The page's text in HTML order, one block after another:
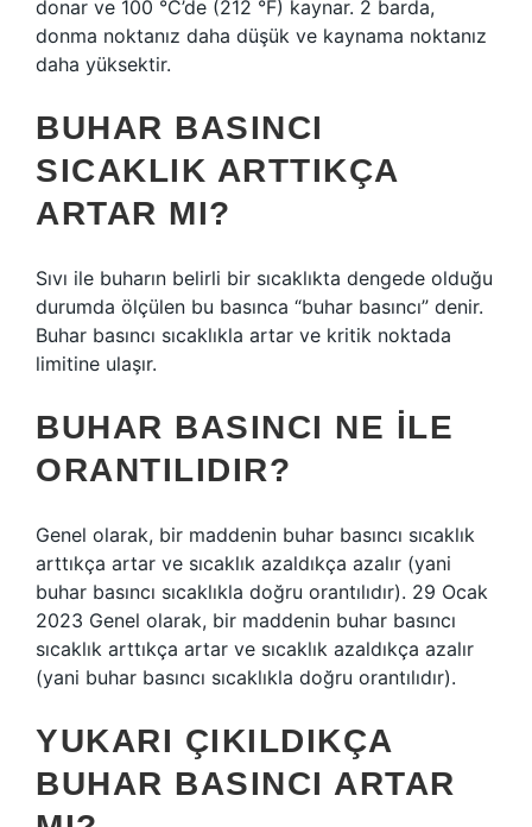
donar ve 100 °C’de (212 °F) kaynar. 2 barda,
donma noktanız daha düşük ve kaynama noktanız
daha yüksektir.
BUHAR BASINCI
SICAKLIK ARTTIKÇA
ARTAR MI?
Sıvı ile buharın belirli bir sıcaklıkta dengede olduğu
durumda ölçülen bu basınca “buhar basıncı” denir.
Buhar basıncı sıcaklıkla artar ve kritik noktada
limitine ulaşır.
BUHAR BASINCI NE ILE
ORANTILIDIR?
Genel olarak, bir maddenin buhar basıncı sıcaklık
arttıkça artar ve sıcaklık azaldıkça azalır (yani
buhar basıncı sıcaklıkla doğru orantılıdır). 29 Ocak
2023 Genel olarak, bir maddenin buhar basıncı
sıcaklık arttıkça artar ve sıcaklık azaldıkça azalır
(yani buhar basıncı sıcaklıkla doğru orantılıdır).
YUKARI ÇIKILDIKÇA
BUHAR BASINCI ARTAR